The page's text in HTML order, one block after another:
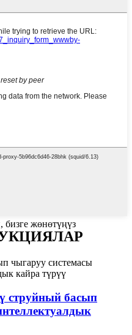
бизге жөнөтүңүз
струйный басып